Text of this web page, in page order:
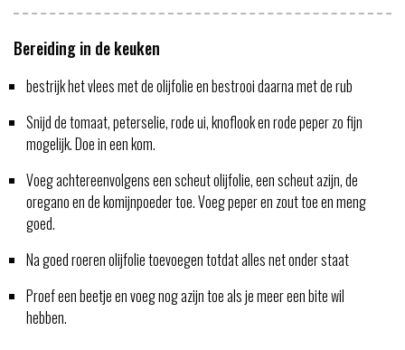
Bereiding in de keuken
bestrijk het vlees met de olijfolie en bestrooi daarna met de rub
Snijd de tomaat, peterselie, rode ui, knoflook en rode peper zo fijn
mogelijk. Doe in een kom.
Voeg achtereenvolgens een scheut olijfolie, een scheut azijn, de
oregano en de komijnpoeder toe. Voeg peper en zout toe en meng
goed.
Na goed roeren olijfolie toevoegen totdat alles net onder staat
Proef een beetje en voeg nog azijn toe als je meer een bite wil
hebben.